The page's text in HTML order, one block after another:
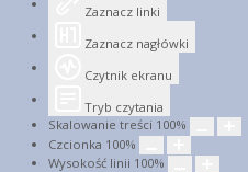
Zaznacz linki
Zaznacz nagłówki
Czytnik ekranu
Tryb czytania
Skalowanie treści 100%
Czcionka 100%
Wysokość linii 100%